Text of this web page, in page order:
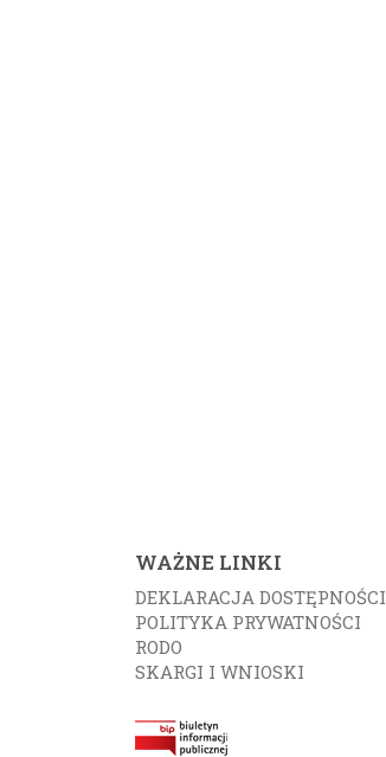
WAŻNE LINKI
DEKLARACJA DOSTĘPNOŚCI
POLITYKA PRYWATNOŚCI
RODO
SKARGI I WNIOSKI